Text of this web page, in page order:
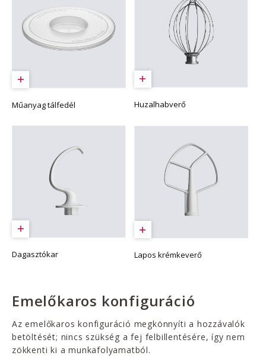
Műanyag tálfedél Huzalhabverő
Dagasztókar Lapos krémkeverő
Emelőkaros konfiguráció
Az emelőkaros konfiguráció megkönnyíti a hozzávalók
betöltését; nincs szükség a fej felbillentésére, így nem
zökkenti ki a munkafolyamatból.